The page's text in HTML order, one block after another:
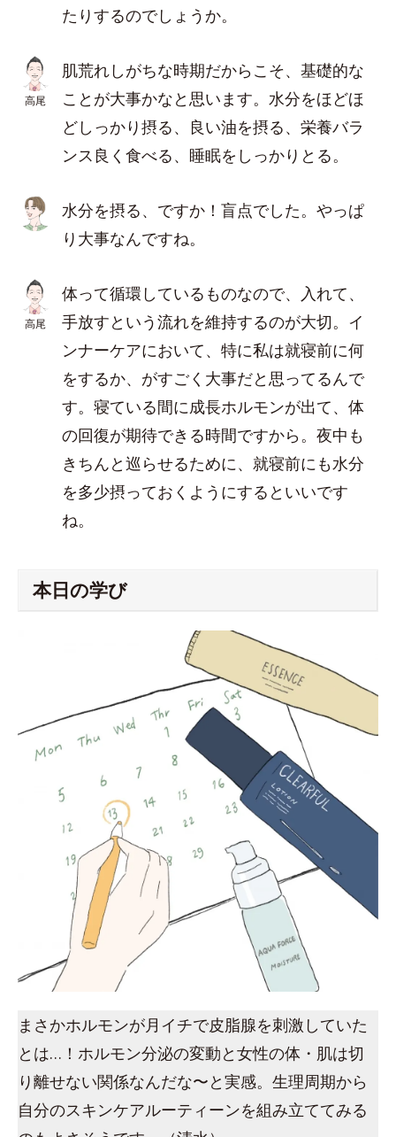
たりするのでしょうか。
高尾
肌荒れしがちな時期だからこそ、基礎的な
ことが大事かなと思います。水分をほどほ
どしっかり摂る、良い油を摂る、栄養バラ
ンス良く食べる、睡眠をしっかりとる。
水分を摂る、ですか！盲点でした。やっぱ
り大事なんですね。
高尾
体って循環しているものなので、入れて、
手放すという流れを維持するのが大切。イ
ンナーケアにおいて、特に私は就寝前に何
をするか、がすごく大事だと思ってるんで
す。寝ている間に成長ホルモンが出て、体
の回復が期待できる時間ですから。夜中も
きちんと巡らせるために、就寝前にも水分
を多少摂っておくようにするといいです
ね。
本日の学び
まさかホルモンが月イチで皮脂腺を刺激していた
とは…！ホルモン分泌の変動と女性の体・肌は切
り離せない関係なんだな〜と実感。生理周期から
自分のスキンケアルーティーンを組み立ててみる